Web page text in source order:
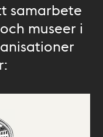
samarbete
museer i